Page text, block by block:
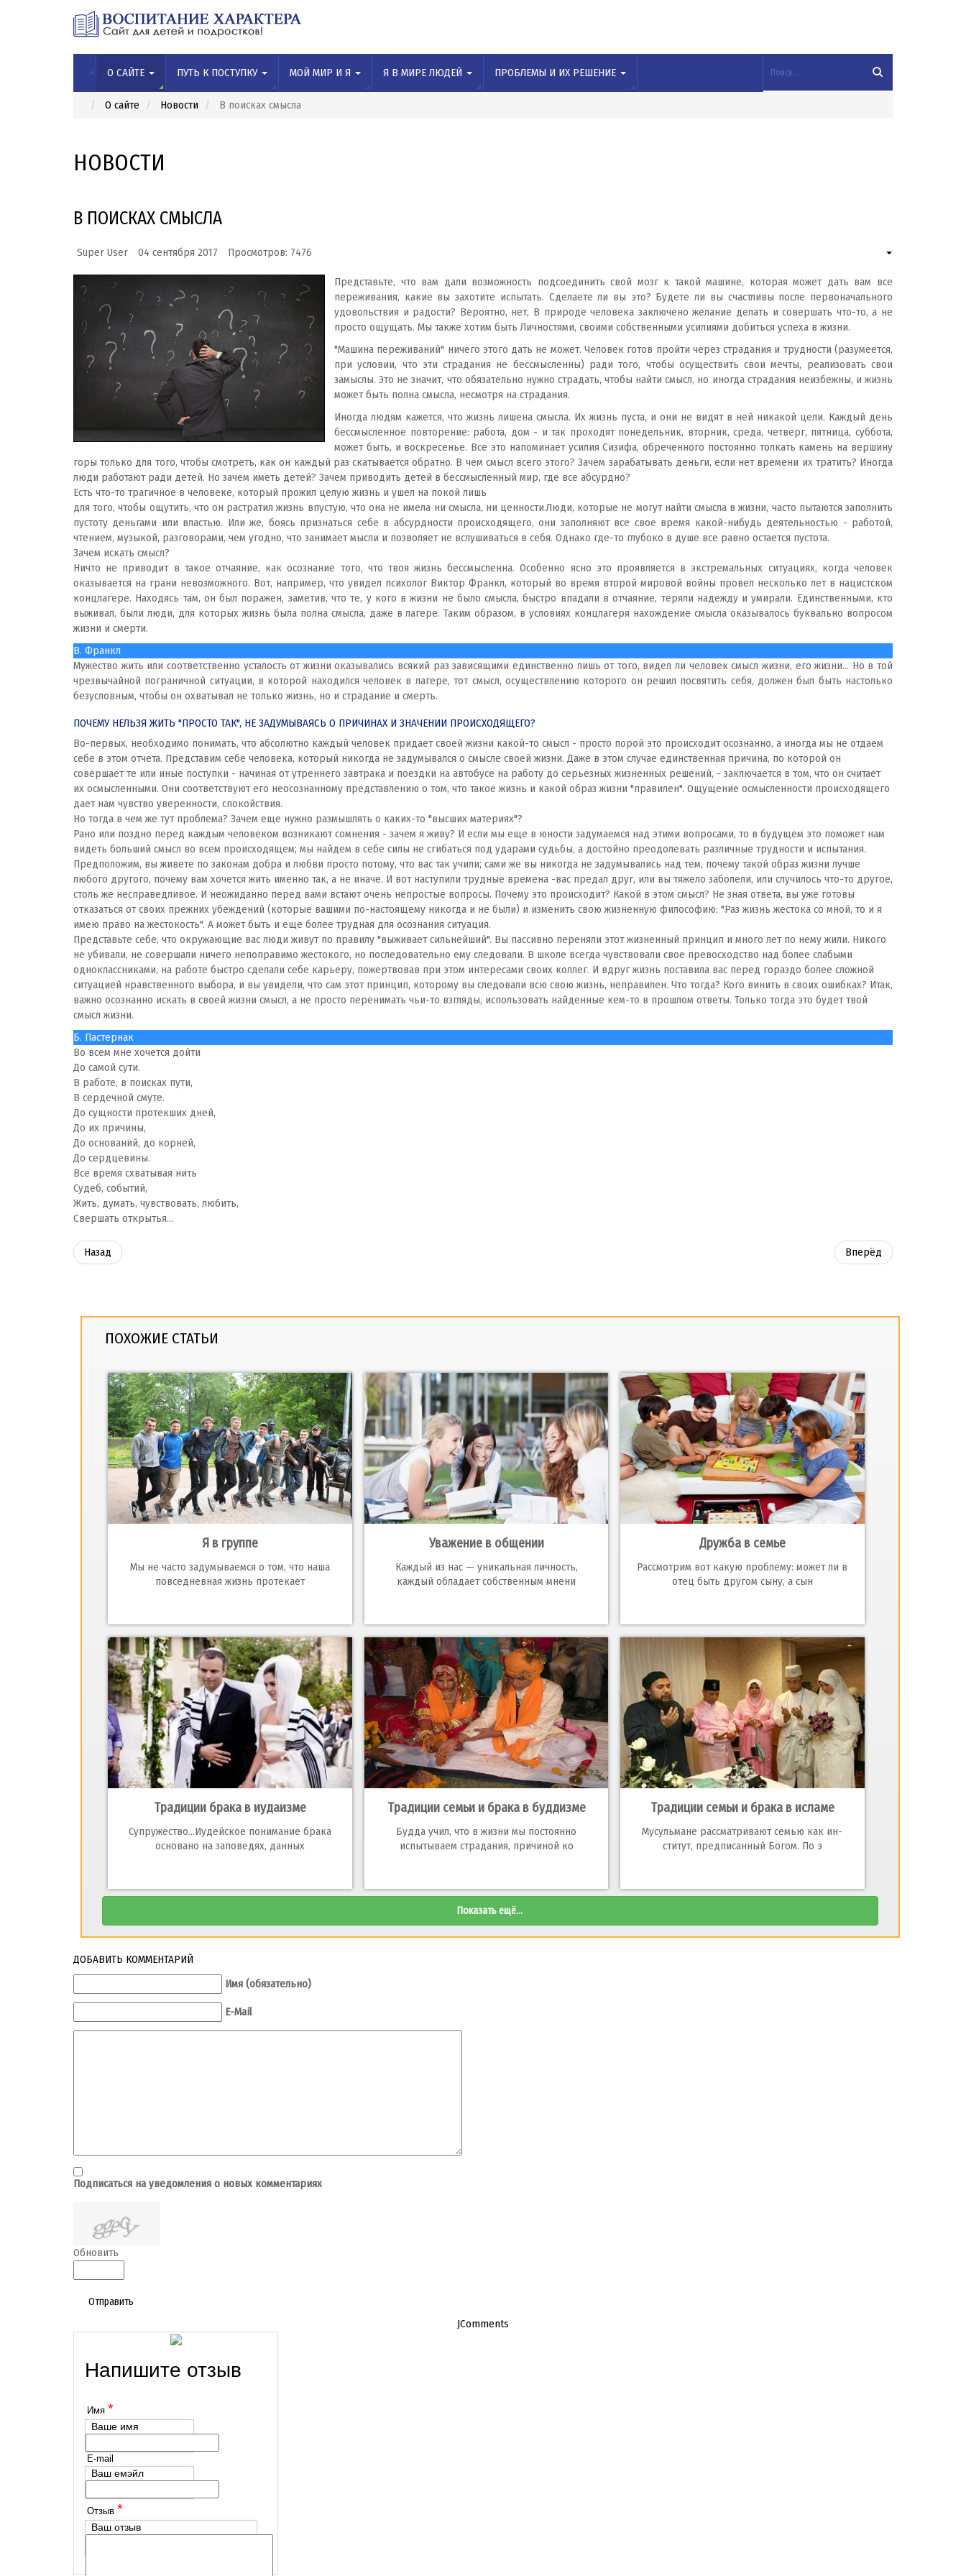
О САЙТЕ ПУТЬ К ПОСТУПКУ МОЙ МИР И Я Я В МИРЕ ЛЮДЕЙ ПРОБЛЕМЫ И ИХ РЕШЕНИЕ
О сайте Новости В поисках смысла
НОВОСТИ
В ПОИСКАХ СМЫСЛА
Super User 04 сентября 2017 Просмотров: 7476
Представьте, что вам дали возможность подсоединить свой мозг к такой машине, которая может дать вам все
переживания, какие вы захотите испытать. Сделаете ли вы это? Будете ли вы счастливы после первоначального
удовольствия и радости? Вероятно, нет, В природе человека заключено желание делать и совершать что-то, а не
просто ощущать. Мы также хотим быть Личностями, своими собственными усилиями добиться успеха в жизни.
"Машина переживаний" ничего этого дать не может. Человек готов пройти через страдания и трудности (разумеется,
при условии, что эти страдания не бессмысленны) ради того, чтобы осуществить свои мечты, реализовать свои
замыслы. Это не значит, что обязательно нужно страдать, чтобы найти смысл, но иногда страдания неизбежны, и жизнь
может быть полна смысла, несмотря на страдания.
Иногда людям кажется, что жизнь лишена смысла. Их жизнь пуста, и они не видят в ней никакой цели. Каждый день
бессмысленное повторение: работа, дом - и так проходят понедельник, вторник, среда, четверг, пятница, суббота,
может быть, и воскресенье. Все это напоминает усилия Сизифа, обреченного постоянно толкать камень на вершину
горы только для того, чтобы смотреть, как он каждый раз скатывается обратно. В чем смысл всего этого? Зачем зарабатывать деньги, если нет времени их тратить? Иногда
люди работают ради детей. Но зачем иметь детей? Зачем приводить детей в бессмысленный мир, где все абсурдно?
Есть что-то трагичное в человеке, который прожил целую жизнь и ушел на покой лишь
для того, чтобы ощутить, что он растратил жизнь впустую, что она не имела ни смысла, ни ценности.Люди, которые не могут найти смысла в жизни, часто пытаются заполнить
пустоту деньгами или властью. Или же, боясь признаться себе в абсурдности происходящего, они заполняют все свое время какой-нибудь деятельностью - работой,
чтением, музыкой, разговорами, чем угодно, что занимает мысли и позволяет не вслушиваться в себя. Однако где-то глубоко в душе все равно остается пустота.
Зачем искать смысл?
Ничто не приводит в такое отчаяние, как осознание того, что твоя жизнь бессмысленна. Особенно ясно это проявляется в экстремальных ситуациях, когда человек
оказывается на грани невозможного. Вот, например, что увидел психолог Виктор Франкл, который во время второй мировой войны провел несколько лет в нацистском
концлагере. Находясь там, он был поражен, заметив, что те, у кого в жизни не было смысла, быстро впадали в отчаяние, теряли надежду и умирали. Единственными, кто
выживал, были люди, для которых жизнь была полна смысла, даже в лагере. Таким образом, в условиях концлагеря нахождение смысла оказывалось буквально вопросом
жизни и смерти.
В. Франкл
Мужество жить или соответственно усталость от жизни оказывались всякий раз зависящими единственно лишь от того, видел ли человек смысл жизни, его жизни... Но в той
чрезвычайной пограничной ситуации, в которой находился человек в лагере, тот смысл, осуществлению которого он решил посвятить себя, должен был быть настолько
безусловным, чтобы он охватывал не только жизнь, но и страдание и смерть.
ПОЧЕМУ НЕЛЬЗЯ ЖИТЬ "ПРОСТО ТАК", НЕ ЗАДУМЫВАЯСЬ О ПРИЧИНАХ И ЗНАЧЕНИИ ПРОИСХОДЯЩЕГО?
Во-первых, необходимо понимать, что абсолютно каждый человек придает своей жизни какой-то смысл - просто порой это происходит осознанно, а иногда мы не отдаем
себе в этом отчета. Представим себе человека, который никогда не задумывался о смысле своей жизни. Даже в этом случае единственная причина, по которой он
совершает те или иные поступки - начиная от утреннего завтрака и поездки на автобусе на работу до серьезных жизненных решений, - заключается в том, что он считает
их осмысленными. Они соответствуют его неосознанному представлению о том, что такое жизнь и какой образ жизни "правилен". Ощущение осмысленности происходящего
дает нам чувство уверенности, спокойствия.
Но тогда в чем же тут проблема? Зачем еще нужно размышлять о каких-то "высших материях"?
Рано или поздно перед каждым человеком возникают сомнения - зачем я живу? И если мы еще в юности задумаемся над этими вопросами, то в будущем это поможет нам
видеть больший смысл во всем происходящем; мы найдем в себе силы не сгибаться под ударами судьбы, а достойно преодолевать различные трудности и испытания.
Предположим, вы живете по законам добра и любви просто потому, что вас так учили; сами же вы никогда не задумывались над тем, почему такой образ жизни лучше
любого другого, почему вам хочется жить именно так, а не иначе. И вот наступили трудные времена -вас предал друг, или вы тяжело заболели, или случилось что-то другое,
столь же несправедливое. И неожиданно перед вами встают очень непростые вопросы. Почему это происходит? Какой в этом смысл? Не зная ответа, вы уже готовы
отказаться от своих прежних убеждений (которые вашими по-настоящему никогда и не были) и изменить свою жизненную философию: "Раз жизнь жестока со мной, то и я
имею право на жестокость". А может быть и еще более трудная для осознания ситуация.
Представьте себе, что окружающие вас люди живут по правилу "выживает сильнейший". Вы пассивно переняли этот жизненный принцип и много лет по нему жили. Никого
не убивали, не совершали ничего непоправимо жестокого, но последовательно ему следовали. В школе всегда чувствовали свое превосходство над более слабыми
одноклассниками, на работе быстро сделали себе карьеру, пожертвовав при этом интересами своих коллег. И вдруг жизнь поставила вас перед гораздо более сложной
ситуацией нравственного выбора, и вы увидели, что сам этот принцип, которому вы следовали всю свою жизнь, неправилен. Что тогда? Кого винить в своих ошибках? Итак,
важно осознанно искать в своей жизни смысл, а не просто перенимать чьи-то взгляды, использовать найденные кем-то в прошлом ответы. Только тогда это будет твой
смысл жизни.
Б. Пастернак
Во всем мне хочется дойти
До самой сути.
В работе, в поисках пути,
В сердечной смуте.
До сущности протекших дней,
До их причины,
До оснований, до корней,
До сердцевины.
Все время схватывая нить
Судеб, событий,
Жить, думать, чувствовать, любить,
Свершать открытья...
Назад Вперёд
ПОХОЖИЕ СТАТЬИ
Я в группе
Мы не часто задумываемся о том, что наша
повседневная жизнь протекает
Уважение в общении
Каждый из нас — уникальная личность,
каждый обладает собственным мнени
Дружба в семье
Рассмотрим вот какую проблему: может ли в
отец быть другом сыну, а сын
Традиции брака в иудаизме
Супружество...Иудейское понимание брака
основано на заповедях, данных
Традиции семьи и брака в буддизме
Будда учил, что в жизни мы постоянно
испытываем страдания, причиной ко
Традиции семьи и брака в исламе
Мусульмане рассматривают семью как ин­
ститут, предписанный Богом. По э
Показать ещё...
ДОБАВИТЬ КОММЕНТАРИЙ
Имя (обязательно)
E-Mail
Подписаться на уведомления о новых комментариях
Обновить
Отправить
JComments
Напишите отзыв
Имя *
Ваше имя
E-mail
Ваш емэйл
Отзыв *
Ваш отзыв